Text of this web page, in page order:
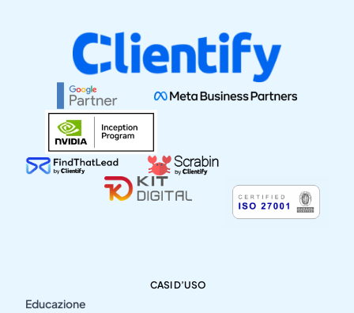
CASI D’USO
Educazione